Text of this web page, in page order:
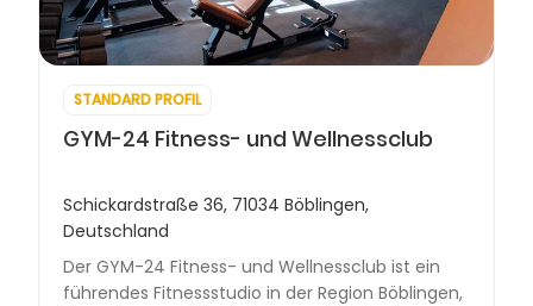
STANDARD PROFIL
GYM-24 Fitness- und Wellnessclub
Schickardstraße 36, 71034 Böblingen,
Deutschland
Der GYM-24 Fitness- und Wellnessclub ist ein
führendes Fitnessstudio in der Region Böblingen,